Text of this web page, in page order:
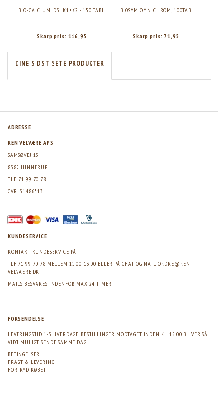
BIO-CALCIUM+D3+K1+K2 - 150 TABL.
Skarp pris: 116,95
BIOSYM OMNICHROM, 100TAB.
Skarp pris: 71,95
DINE SIDST SETE PRODUKTER
ADRESSE
REN VELVÆRE APS
SAMSØVEJ 13
8382 HINNERUP
TLF. 71 99 70 78
CVR: 31486513
KUNDESERVICE
KONTAKT KUNDESERVICE PÅ
TLF 71 99 70 78 MELLEM 11.00-13.00 ELLER PÅ CHAT OG MAIL ORDRE@REN-
VELVAERE.DK
MAILS BESVARES INDENFOR MAX 24 TIMER
FORSENDELSE
LEVERINGSTID 1-3 HVERDAGE. BESTILLINGER MODTAGET INDEN KL. 15.00 BLIVER SÅ
VIDT MULIGT SENDT SAMME DAG
BETINGELSER
FRAGT & LEVERING
FORTRYD KØBET